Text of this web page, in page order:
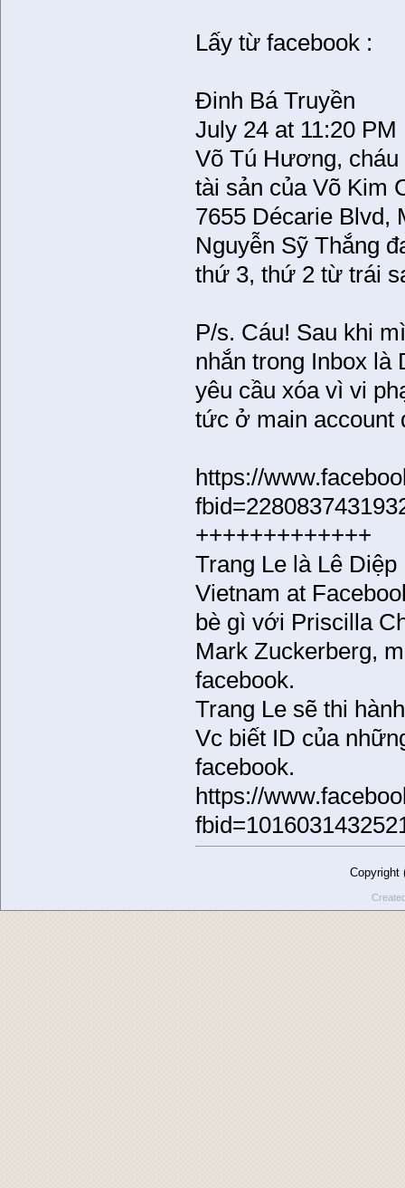
Lấy từ facebook :
Đinh Bá Truyền
July 24 at 11:20 PM
Võ Tú Hương,
tài sản của Võ Kim
7655 Décarie Blvd,
Nguyễn Sỹ Thắng
thứ 3, thứ 2 từ trái
P/s. Cáu! Sau khi
nhắn trong Inbox là
yêu cầu xóa vì vi
tức ở main account
https://
+++++++++++++
Trang Le là Lê
Vietnam at
bè gì với Priscilla
Mark Zuckerberg,
facebook.
Trang Le sẽ thi
Vc biết ID của
facebook.
https://
Copyright